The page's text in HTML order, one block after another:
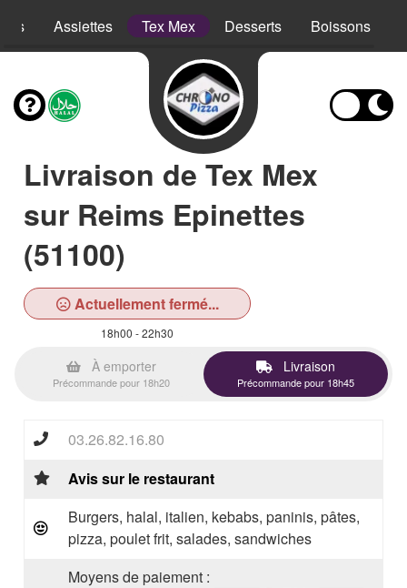
Assiettes Tex Mex Desserts Boissons
Livraison de Tex Mex
sur Reims Epinettes
(51100)
Actuellement fermé...
18h00 - 22h30
À emporter
Précommande pour 18h20
Livraison
Précommande pour 18h45
03.26.82.16.80
Avis sur le restaurant
Burgers, halal, italien, kebabs, paninis, pâtes,
pizza, poulet frit, salades, sandwiches
Moyens de paiement :